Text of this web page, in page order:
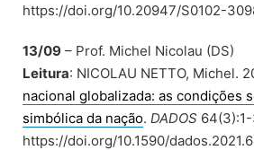
https://doi.org/10.20947/S0102-
13/09 – Prof. Michel Nicolau (DS)
Leitura: NICOLAU NETTO, Michel.
nacional globalizada: as condições
simbólica da nação. DADOS
https://doi.org/10.1590/